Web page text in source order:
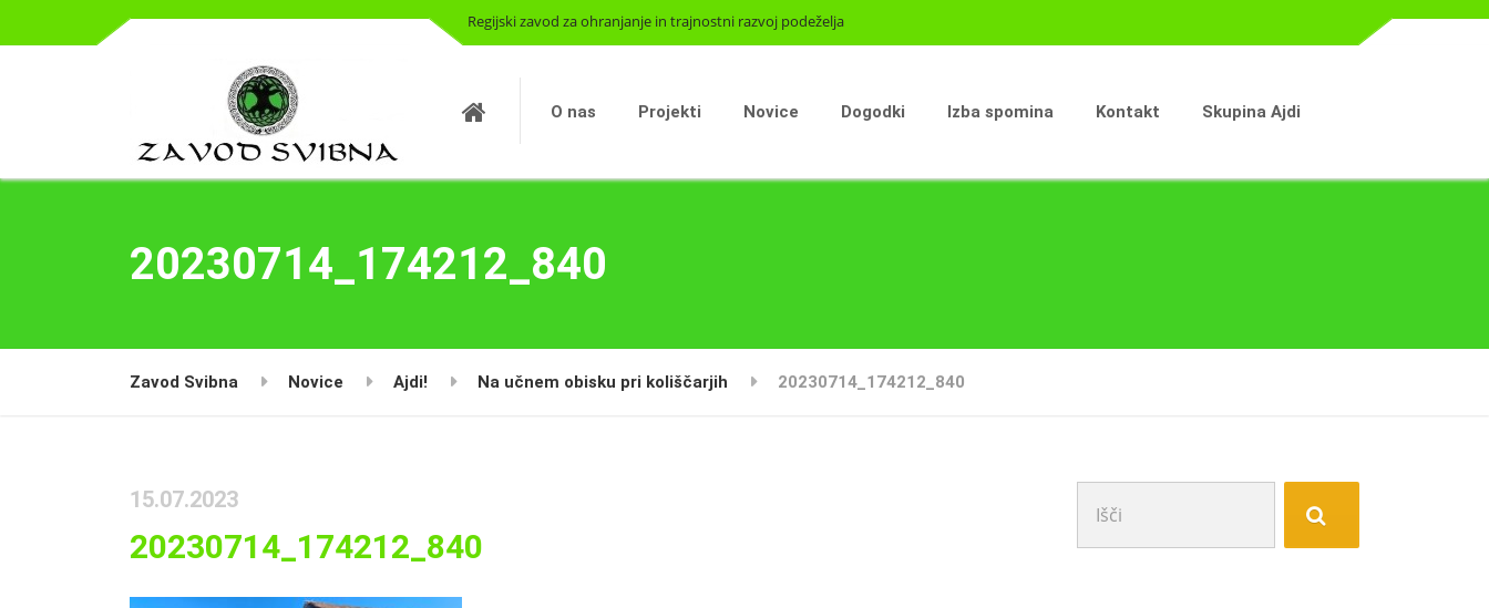
Regijski zavod za ohranjanje in trajnostni razvoj podeželja
O nas Projekti Novice Dogodki Izba spomina Kontakt Skupina Ajdi
20230714_174212_840
Zavod Svibna Novice Ajdi! Na učnem obisku pri koliščarjih 20230714_174212_840
15.07.2023
20230714_174212_840